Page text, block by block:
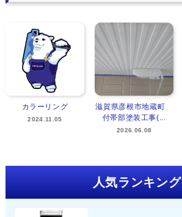
カラーリング
2024.11.05
滋賀県彦根市地蔵町
付帯部塗装工事(...
2026.06.08
人気ランキング